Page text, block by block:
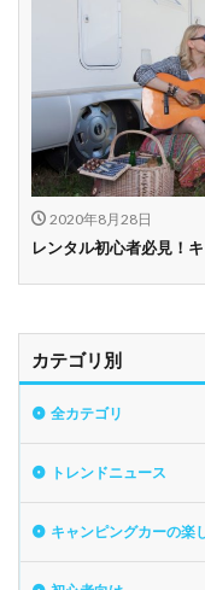
2020年8月28日
レンタル初心者必見！
カテゴリ別
全カテゴリ
トレンドニュース
キャンピングカーの楽